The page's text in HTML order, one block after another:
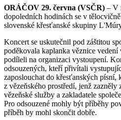
ORÁČOV 29. června (VSČR) – V
dopoledních hodinách se v
slovenské křesťanské skupiny
Koncert se uskutečnil pod záštitou
poděkovala kaplanka věznice vedení
podíleli na organizaci vystoupení.
odsouzených, kteří přivítali
zaposlouchat do křesťanských písní,
z vězeňského prostředí, jenž
vězeňské služby a zakladatele
Pro odsouzené mohly být příběhy
příběh by mohl skončit dobře.